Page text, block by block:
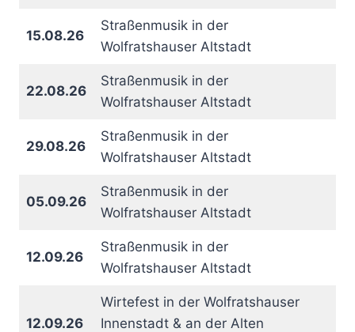
15.08.26
Straßenmusik in der
Wolfratshauser Altstadt
22.08.26
Straßenmusik in der
Wolfratshauser Altstadt
29.08.26
Straßenmusik in der
Wolfratshauser Altstadt
05.09.26
Straßenmusik in der
Wolfratshauser Altstadt
12.09.26
Straßenmusik in der
Wolfratshauser Altstadt
12.09.26
Wirtefest in der Wolfratshauser
Innenstadt & an der Alten